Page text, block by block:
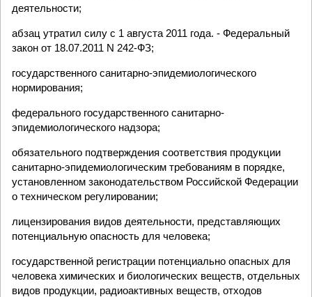
деятельности;
абзац утратил силу с 1 августа 2011 года. - Федеральный
закон от 18.07.2011 N 242-ФЗ;
государственного санитарно-эпидемиологического
нормирования;
федерального государственного санитарно-
эпидемиологического надзора;
обязательного подтверждения соответствия продукции
санитарно-эпидемиологическим требованиям в порядке,
установленном законодательством Российской Федерации
о техническом регулировании;
лицензирования видов деятельности, представляющих
потенциальную опасность для человека;
государственной регистрации потенциально опасных для
человека химических и биологических веществ, отдельных
видов продукции, радиоактивных веществ, отходов